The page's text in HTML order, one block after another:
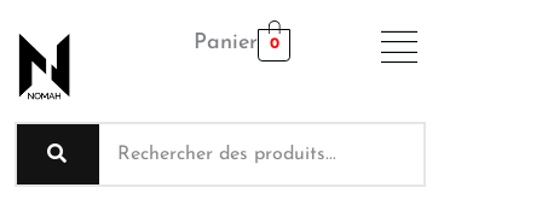
contenu
Panier 0